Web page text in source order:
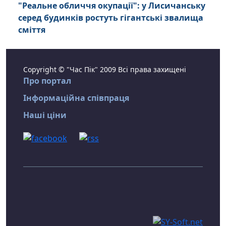
"Реальне обличчя окупації": у Лисичанську
серед будинків ростуть гігантські звалища
сміття
Copyright © "Час Пік" 2009 Всі права захищені
Про портал
Інформаційна співпраця
Наші ціни